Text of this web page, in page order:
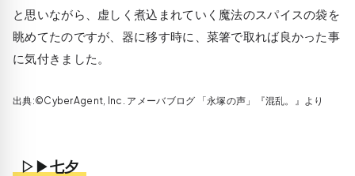
と思いながら、虚しく煮込まれていく魔法のスパイスの袋を
眺めてたのですが、器に移す時に、菜箸で取れば良かった事
に気付きました。
出典:©CyberAgent, Inc. アメーバブログ 「永塚の声」『混乱。』より
▷▶七夕